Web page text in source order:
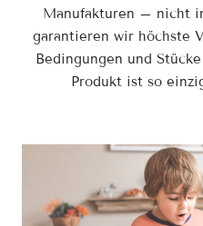
Manufakturen – nicht
garantieren wir höchste
Bedingungen und
Produkt ist so